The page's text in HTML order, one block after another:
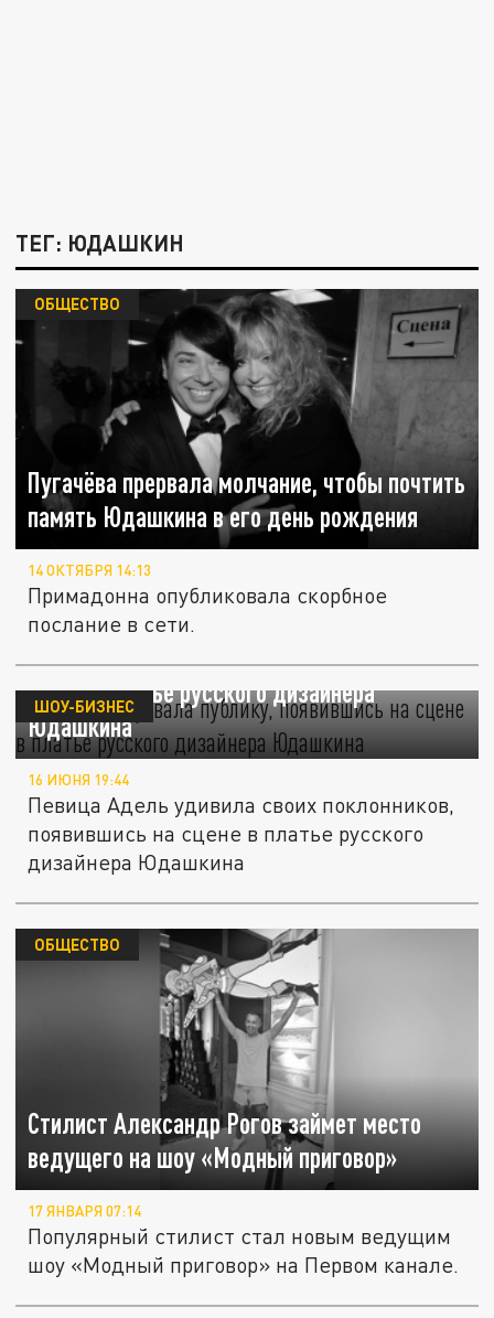
ТЕГ: ЮДАШКИН
Пугачёва прервала молчание, чтобы почтить
память Юдашкина в его день рождения
ОБЩЕСТВО
14 ОКТЯБРЯ 14:13
Примадонна опубликовала скорбное
послание в сети.
Адель шокировала публику, появившись на
сцене в платье русского дизайнера
Юдашкина
ШОУ-БИЗНЕС
16 ИЮНЯ 19:44
Певица Адель удивила своих поклонников,
появившись на сцене в платье русского
дизайнера Юдашкина
Стилист Александр Рогов займет место
ведущего на шоу «Модный приговор»
ОБЩЕСТВО
17 ЯНВАРЯ 07:14
Популярный стилист стал новым ведущим
шоу «Модный приговор» на Первом канале.